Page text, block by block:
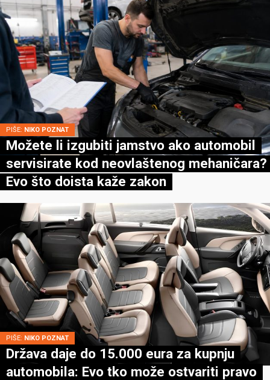
PIŠE: NIKO POZNAT
Možete li izgubiti jamstvo ako automobil
servisirate kod neovlaštenog mehaničara?
Evo što doista kaže zakon
PIŠE: NIKO POZNAT
Država daje do 15.000 eura za kupnju
automobila: Evo tko može ostvariti pravo